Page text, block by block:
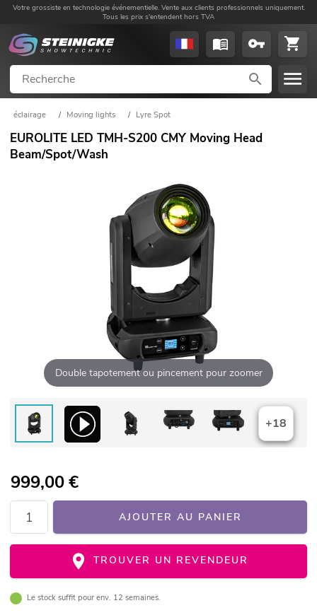
Votre grossiste en technologie événementielle. Vente aux clients professionnels uniquement.
Tous les prix s'entendent hors TVA
éclairage / Moving lights / Lyre Spot
EUROLITE LED TMH-S200 CMY Moving Head
Beam/Spot/Wash
Double tapotement ou pincement pour zoomer
+18
999,00€
AJOUTER AU PANIER
TROUVER UN REVENDEUR
Le stock suffit pour env. 12 semaines.